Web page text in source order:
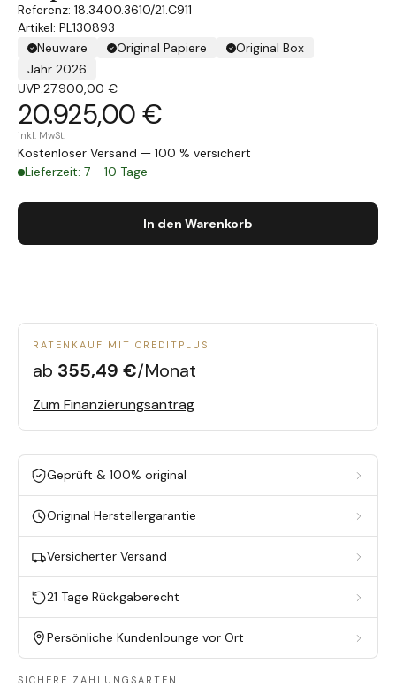
18.3400.3610/21.C911
Artikel: PL130893
Neuware
Original Papiere
Original Box
Jahr 2026
UVP:27.900,00 €
20.925,00 €
inkl. MwSt.
Kostenloser Versand — 100 % versichert
Lieferzeit: 7 - 10 Tage
In den Warenkorb
RATENKAUF MIT CREDITPLUS
ab 355,49 €/Monat
Zum Finanzierungsantrag
Geprüft & 100% original
Original Herstellergarantie
Versicherter Versand
21 Tage Rückgaberecht
Persönliche Kundenlounge vor Ort
SICHERE ZAHLUNGSARTEN